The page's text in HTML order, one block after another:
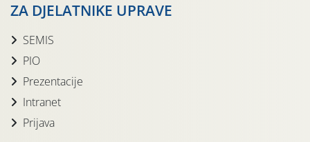
ZA DJELATNIKE UPRAVE
SEMIS
PIO
Prezentacije
Intranet
Prijava